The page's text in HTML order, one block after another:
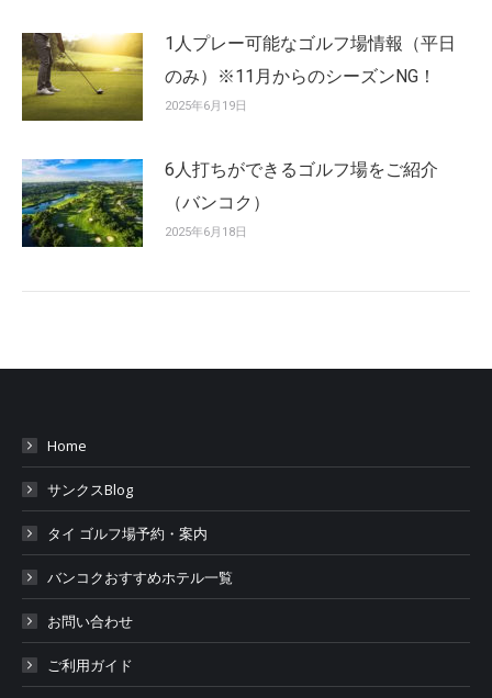
1人プレー可能なゴルフ場情報（平日
のみ）※11月からのシーズンNG！
2025年6月19日
6人打ちができるゴルフ場をご紹介
（バンコク）
2025年6月18日
Home
サンクスBlog
タイ ゴルフ場予約・案内
バンコクおすすめホテル一覧
お問い合わせ
ご利用ガイド